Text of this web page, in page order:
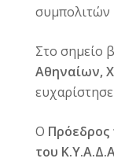
συμπολιτών
Στο σημείο
Αθηναίων,
Ο Πρόεδρος
του